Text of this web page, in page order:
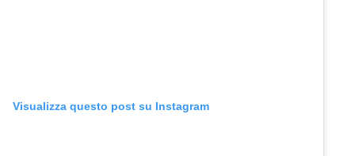
Visualizza questo post su Instagram